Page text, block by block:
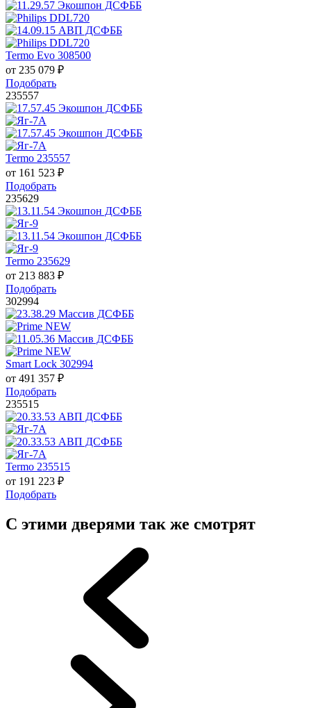
Termo Evo 308500
от 235 079 ₽
Подобрать
235557
Termo 235557
от 161 523 ₽
Подобрать
235629
Termo 235629
от 213 883 ₽
Подобрать
302994
Smart Lock 302994
от 491 357 ₽
Подобрать
235515
Termo 235515
от 191 223 ₽
Подобрать
С этими дверями так же смотрят